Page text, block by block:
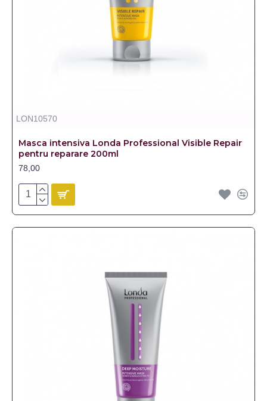
LON10570
Masca intensiva Londa Professional Visible Repair
pentru reparare 200ml
78,00